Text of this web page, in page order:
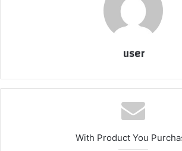
user
With Product You